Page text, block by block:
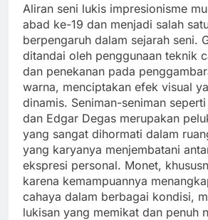
Aliran seni lukis impresionisme
abad ke-19 dan menjadi salah
berpengaruh dalam sejarah seni.
ditandai oleh penggunaan teknik
dan penekanan pada
warna, menciptakan efek visual
dinamis. Seniman-seniman
dan Edgar Degas merupakan
yang sangat dihormati dalam
yang karyanya menjembatani
ekspresi personal. Monet,
karena kemampuannya
cahaya dalam berbagai kondisi,
lukisan yang memikat dan penuh